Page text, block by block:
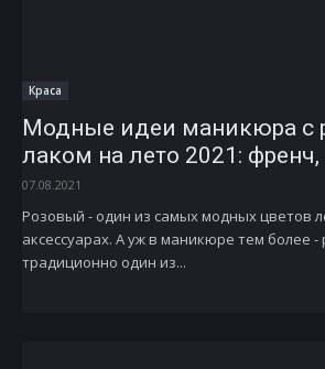
Краса
Модные идеи маникюра с
лаком на лето 2021:
07.08.2021
Розовый - один из самых модных цветов
аксессуарах. А уж в маникюре тем более
традиционно один из...